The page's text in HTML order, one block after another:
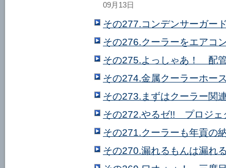
09月13日
その277.コンデンサーガー
その276.クーラーをエアコ
その275.よっしゃあ！ 配
その274.金属クーラーホー
その273.まずはクーラー関
その272.やるゼ!! プロジェ
その271.クーラーも年貢の
その270.漏れるもんは漏れ